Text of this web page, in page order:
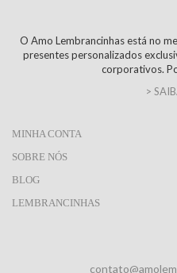
O Amo Lembrancinhas está no
presentes personalizados
corporativos.
>
MINHA CONTA
SOBRE NÓS
BLOG
LEMBRANCINHAS